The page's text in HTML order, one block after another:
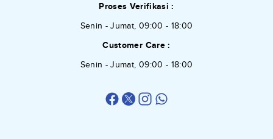
Proses Verifikasi :
Senin - Jumat, 09:00 - 18:00
Customer Care :
Senin - Jumat, 09:00 - 18:00